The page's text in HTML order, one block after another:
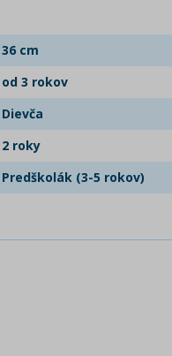
36 cm
od 3 rokov
Dievča
2 roky
Predškolák (3-5 rokov)